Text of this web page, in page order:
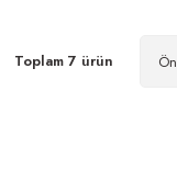
Toplam 7 ürün